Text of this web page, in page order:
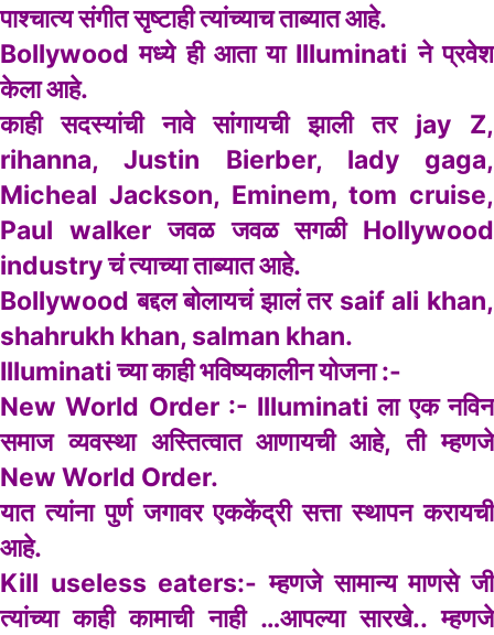
पाश्चात्य संगीत सृष्टाही त्यांच्याच ताब्यात आहे.
Bollywood मध्ये ही आता या Illuminati ने प्रवेश
केला आहे.
काही सदस्यांची नावे सांगायची झाली तर jay Z,
rihanna, Justin Bierber, lady gaga,
Micheal Jackson, Eminem, tom cruise,
Paul walker जवळ जवळ सगळी Hollywood
industry चं त्याच्या ताब्यात आहे.
Bollywood बद्दल बोलायचं झालं तर saif ali khan,
shahrukh khan, salman khan.
Illuminati च्या काही भविष्यकालीन योजना :-
New World Order :- Illuminati ला एक नविन
समाज व्यवस्था अस्तित्वात आणायची आहे, ती म्हणजे
New World Order.
यात त्यांना पुर्ण जगावर एककेंद्री सत्ता स्थापन करायची
आहे.
Kill useless eaters:- म्हणजे सामान्य माणसे जी
त्यांच्या काही कामाची नाही …आपल्या सारखे.. म्हणजे